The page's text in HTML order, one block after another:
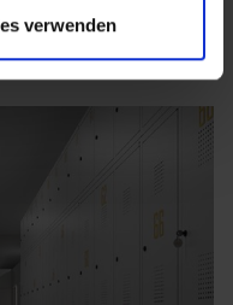
verwenden